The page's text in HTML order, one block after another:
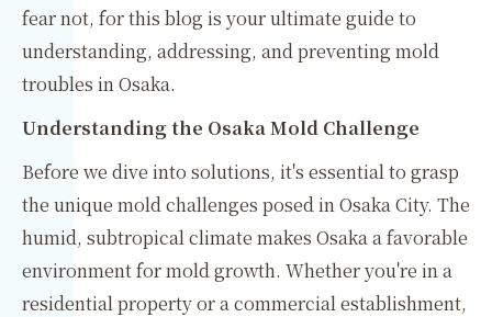
fear not, for this blog is your ultimate guide to
understanding, addressing, and preventing mold
troubles in Osaka.
Understanding the Osaka Mold Challenge
Before we dive into solutions, it's essential to grasp
the unique mold challenges posed in Osaka City. The
humid, subtropical climate makes Osaka a favorable
environment for mold growth. Whether you're in a
residential property or a commercial establishment,